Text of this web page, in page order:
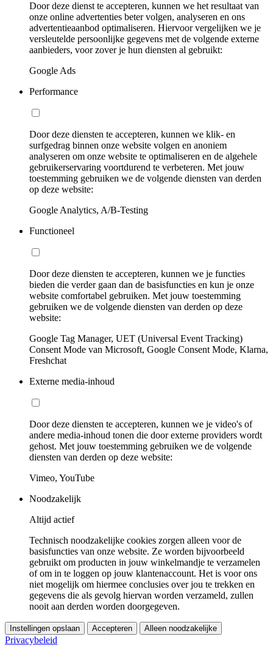
Door deze dienst te accepteren, kunnen we het resultaat van
onze online advertenties beter volgen, analyseren en ons
advertentieaanbod optimaliseren. Hiervoor vergelijken we je
versleutelde persoonlijke gegevens met de volgende externe
aanbieders, voor zover je hun diensten al gebruikt:
Google Ads
Performance
Door deze diensten te accepteren, kunnen we klik- en
surfgedrag binnen onze website volgen en anoniem
analyseren om onze website te optimaliseren en de algehele
gebruikerservaring voortdurend te verbeteren. Met jouw
toestemming gebruiken we de volgende diensten van derden
op deze website:
Google Analytics, A/B-Testing
Functioneel
Door deze diensten te accepteren, kunnen we je functies
bieden die verder gaan dan de basisfuncties en kun je onze
website comfortabel gebruiken. Met jouw toestemming
gebruiken we de volgende diensten van derden op deze
website:
Google Tag Manager, UET (Universal Event Tracking)
Consent Mode van Microsoft, Google Consent Mode, Klarna,
Freshchat
Externe media-inhoud
Door deze diensten te accepteren, kunnen we je video's of
andere media-inhoud tonen die door externe providers wordt
gehost. Met jouw toestemming gebruiken we de volgende
diensten van derden op deze website:
Vimeo, YouTube
Noodzakelijk
Altijd actief
Technisch noodzakelijke cookies zorgen alleen voor de
basisfuncties van onze website. Ze worden bijvoorbeeld
gebruikt om producten in jouw winkelmandje te verzamelen
of om in te loggen op jouw klantenaccount. Het is voor ons
niet mogelijk om hiermee conclusies over jou te trekken en
gegevens die als gevolg hiervan worden verzameld, zullen
nooit aan derden worden doorgegeven.
Instellingen opslaan Accepteren Alleen noodzakelijke
Privacybeleid